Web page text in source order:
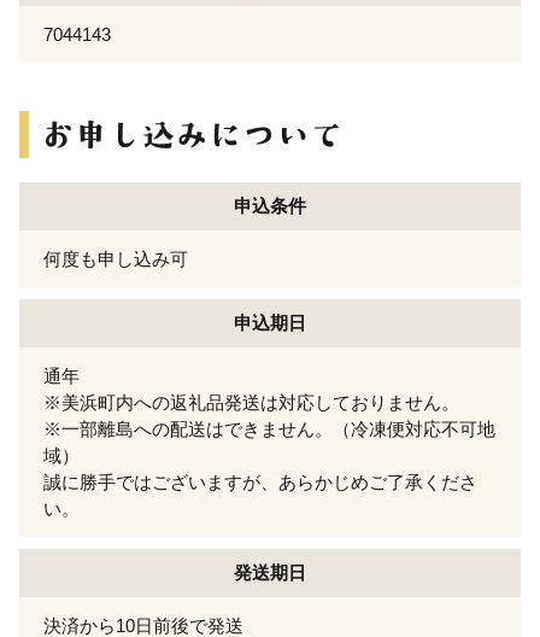
7044143
申込条件
何度も申し込み可
申込期日
通年
※美浜町内への返礼品発送は対応しておりません。
※一部離島への配送はできません。（冷凍便対応不可地
域）
誠に勝手ではございますが、あらかじめご了承くださ
い。
発送期日
決済から10日前後で発送